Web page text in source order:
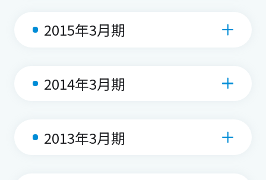
2015年3月期
2014年3月期
2013年3月期